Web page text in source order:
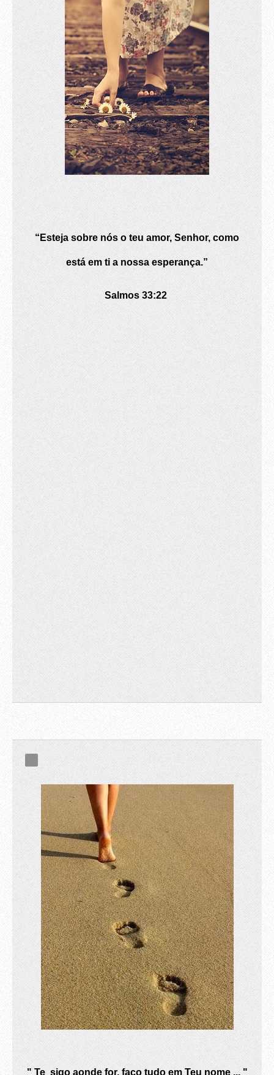
“Esteja sobre nós o teu amor, Senhor, como
está em ti a nossa esperança.”
Salmos 33:22
" Te sigo aonde for, faço tudo em Teu nome ... "